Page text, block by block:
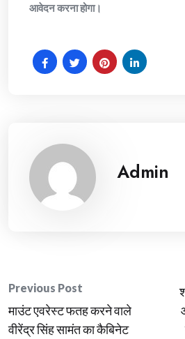
आवेदन करना होगा।
Admin
Post
navigation
Previous Post
माउंट एवरेस्ट फतह करने वाले
वीरेंद्र सिंह सामंत का कैबिनेट